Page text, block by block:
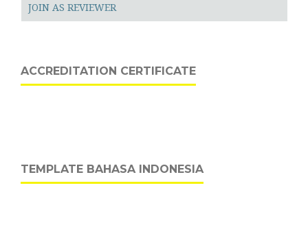
JOIN AS REVIEWER
ACCREDITATION CERTIFICATE
TEMPLATE BAHASA INDONESIA